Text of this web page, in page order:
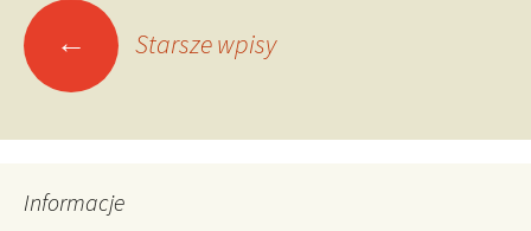
Nawigacja
po
wpisach
← Starsze wpisy
Informacje